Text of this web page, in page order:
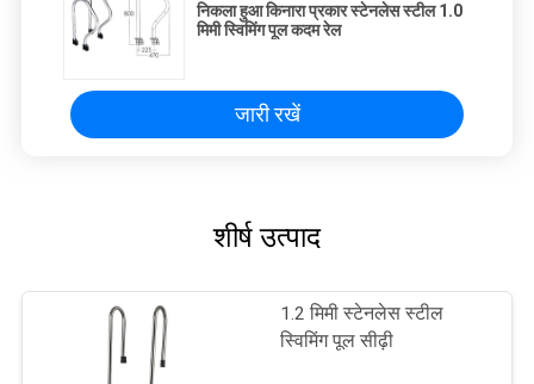
निकला हुआ किनारा प्रकार स्टेनलेस स्टील 1.0
मिमी स्विमिंग पूल कदम रेल
जारी रखें
शीर्ष उत्पाद
1.2 मिमी स्टेनलेस स्टील
स्विमिंग पूल सीढ़ी